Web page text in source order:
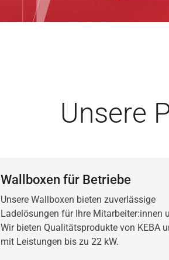
Unsere
Wallboxen für Betriebe
Unsere Wallboxen bieten zuverlässige
Ladelösungen für Ihre Mitarbeiter:innen
Wir bieten Qualitätsprodukte von KEBA
mit Leistungen bis zu 22 kW.